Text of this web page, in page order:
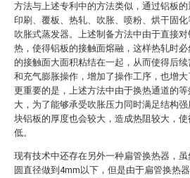
方法与上述专利中的方法类似，通过铝板的
印刷、覆板、热轧、吹胀、喷粉、烘干固
吹胀式蒸发器。上述制备方法中由于直接
热，使得铝板的接触面熔融，这样热轧时
的接触面大面积粘结在一起，从而使得后
和充气膨胀操作，增加了操作工序，也增大
更重要的是，上述方法中由于换热通道的
大，为了能够承受吹胀压力同时满足结构
块铝板的厚度也会较大，造成热阻较大，
低。
现有技术中还存在另外一种扁管换热器，
圆直径做到4mm以下，但是由于扁管换热